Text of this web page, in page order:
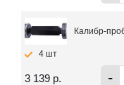
Калибр-
4 шт
3 139 р. -